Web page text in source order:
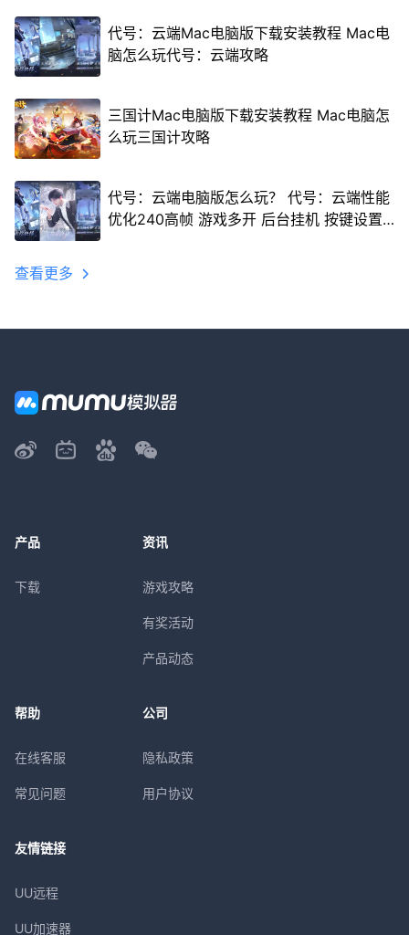
代号：云端Mac电脑版下载安装教程 Mac电
脑怎么玩代号：云端攻略
三国计Mac电脑版下载安装教程 Mac电脑怎
么玩三国计攻略
代号：云端电脑版怎么玩？ 代号：云端性能
优化240高帧 游戏多开 后台挂机 按键设置
查看更多
产品
下载
资讯
游戏攻略
有奖活动
产品动态
帮助
在线客服
常见问题
公司
隐私政策
用户协议
友情链接
UU远程
UU加速器